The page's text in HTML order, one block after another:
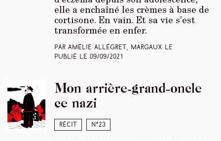
elle a enchaîné les crèmes à base de
cortisone. En vain. Et sa vie s’est
transformée en enfer.
Par Amélie Allégret, Margaux Le
Publié le 09/09/2021
Récit N°23
Mon arrière-grand-oncle
ce nazi